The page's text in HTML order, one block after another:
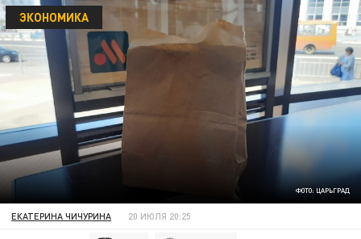
ФОТО: ЦАРЬГРАД
ЭКОНОМИКА
ЕКАТЕРИНА ЧИЧУРИНА 20 ИЮЛЯ 20:25